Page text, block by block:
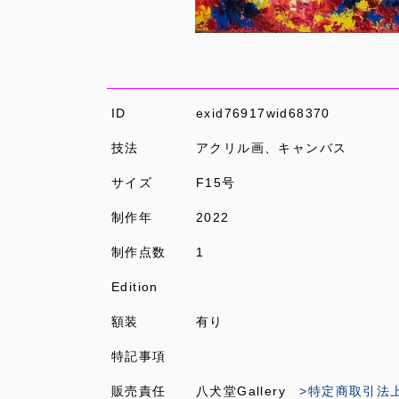
ID exid76917wid68370
技法 アクリル画、キャンバス
サイズ F15号
制作年 2022
制作点数 1
Edition
額装 有り
特記事項
販売責任 八犬堂Gallery>特定商取引法